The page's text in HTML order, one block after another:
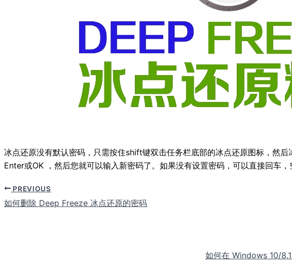
冰点还原没有默认密码，只需按住shift键双击任务栏底部的冰点还原图标，然
Enter或OK ，然后您就可以输入新密码了。如果没有设置密码，可以直接回车，
PREVIOUS
如何删除 Deep Freeze 冰点还原的密码
如何在 Windows 10/